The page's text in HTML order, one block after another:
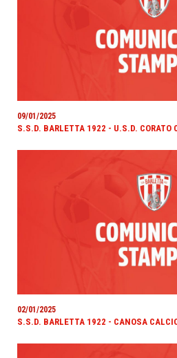
09/01/2025
S.S.D. BARLETTA 1922 - U.S.D. CORATO
02/01/2025
S.S.D. BARLETTA 1922 - CANOSA